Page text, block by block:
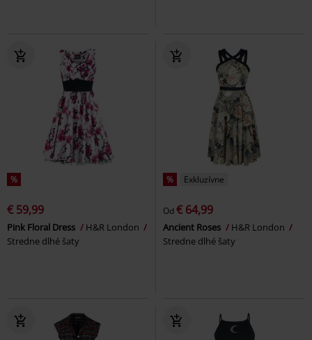
%
€ 59,99
Pink Floral Dress
H&R London
Stredne dlhé šaty
% Exkluzívne
Od € 64,99
Ancient Roses
H&R London
Stredne dlhé šaty